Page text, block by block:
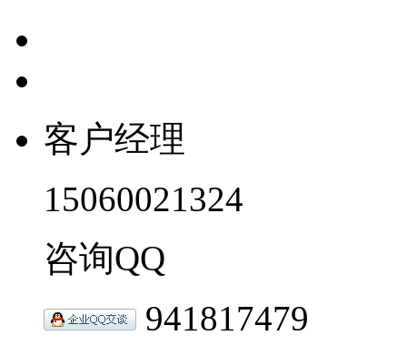
客户经理
15060021324
咨询QQ
941817479